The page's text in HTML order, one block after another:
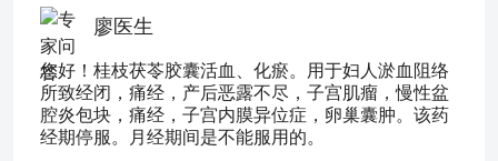
廖医生
您好！桂枝茯苓胶囊活血、化瘀。用于妇人淤血阻络
所致经闭，痛经，产后恶露不尽，子宫肌瘤，慢性盆
腔炎包块，痛经，子宫内膜异位症，卵巢囊肿。该药
经期停服。月经期间是不能服用的。